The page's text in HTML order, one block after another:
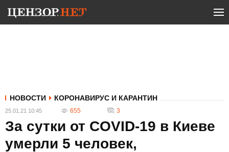
НОВОСТИ КОРОНАВИРУС И КАРАНТИН
25.01.21 10:45 655 3
За сутки от COVID-19 в Киеве
умерли 5 человек,